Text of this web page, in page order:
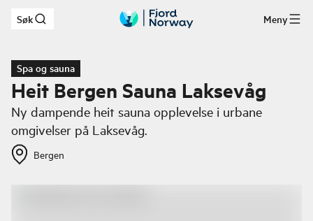
Hopp til hovedinnhold
Søk Meny
Spa og sauna
Heit Bergen Sauna Laksevåg
Ny dampende heit sauna opplevelse i urbane
omgivelser på Laksevåg.
Bergen